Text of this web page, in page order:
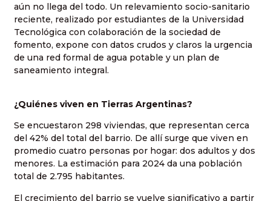
aún no llega del todo. Un relevamiento socio-sanitario
reciente, realizado por estudiantes de la Universidad
Tecnológica con colaboración de la sociedad de
fomento, expone con datos crudos y claros la urgencia
de una red formal de agua potable y un plan de
saneamiento integral.
¿Quiénes viven en Tierras Argentinas?
Se encuestaron 298 viviendas, que representan cerca
del 42% del total del barrio. De allí surge que viven en
promedio cuatro personas por hogar: dos adultos y dos
menores. La estimación para 2024 da una población
total de 2.795 habitantes.
El crecimiento del barrio se vuelve significativo a partir